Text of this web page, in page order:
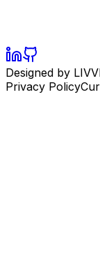
Designed by LIVV
Privacy Policy